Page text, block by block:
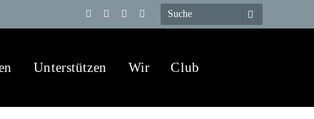
Telegram
YouTube
X
WhatsApp
Unterstützen Wir Club